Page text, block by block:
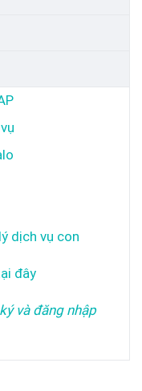
dịch vụ con
đây
và đăng nhập